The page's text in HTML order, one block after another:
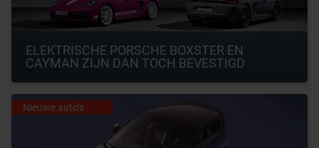
ELEKTRISCHE PORSCHE BOXSTER EN
CAYMAN ZIJN DAN TOCH BEVESTIGD
Nieuwe auto’s